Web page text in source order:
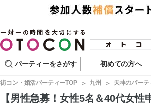
パーティーをさがす 初めての方へ
街コン・婚活パーティーTOP 九州 天神のパーテ
【男性急募！女性5名＆40代女